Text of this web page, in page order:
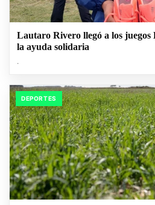
Lautaro Rivero llegó a los juegos
la ayuda solidaria
.
DEPORTES